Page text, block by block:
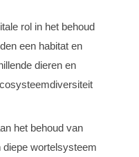
rol in het behoud
een habitat en
dieren en
het behoud van
wortelsysteem